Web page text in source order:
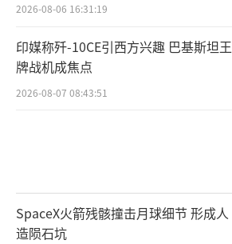
2026-08-06 16:31:19
印媒称歼-10CE引西方兴趣 巴基斯坦王
牌战机成焦点
2026-08-07 08:43:51
SpaceX火箭残骸撞击月球细节 形成人
造陨石坑